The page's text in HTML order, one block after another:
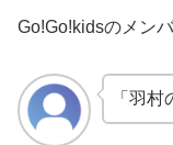
Go!Go!kidsのメン
「羽村